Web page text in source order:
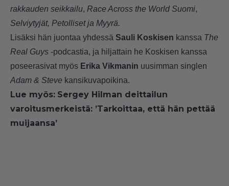
rakkauden seikkailu, Race Across the World Suomi,
Selviytyjät, Petolliset ja Myyrä.
Lisäksi hän juontaa yhdessä Sauli Koskisen kanssa The
Real Guys -podcastia, ja hiljattain he Koskisen kanssa
poseerasivat myös Erika Vikmanin uusimman singlen
Adam & Steve kansikuvapoikina.
Lue myös: Sergey Hilman deittailun
varoitusmerkeistä: ’Tarkoittaa, että hän pettää
muijaansa’